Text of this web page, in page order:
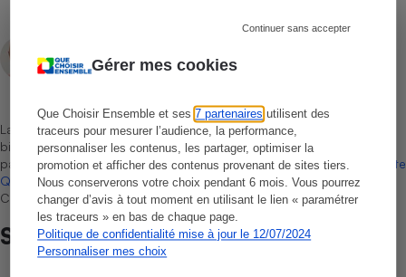
Gérer mes cookies
Que Choisir Ensemble et ses7 partenaires utilisent des
traceurs pour mesurer l’audience, la performance,
personnaliser les contenus, les partager, optimiser la
promotion et afficher des contenus provenant de sites tiers.
Nous conserverons votre choix pendant 6 mois. Vous pourrez
changer d’avis à tout moment en utilisant le lien « paramétrer
les traceurs » en bas de chaque page.
Politique de confidentialité mise à jour le 12/07/2024
Personnaliser mes choix
Continuer sans accepter
Rédacteur technique
La sélection de produits ou services est représentative du marché,
bien que non-exhaustive. À l’exception des autorisations données
par Bureau Veritas Certification conformément aux règles de
La Note
Que Choisir, il n’existe aucune relation contractuelle entre Que
Choisir Ensemble et les professionnels référencés.
Sur le même sujet